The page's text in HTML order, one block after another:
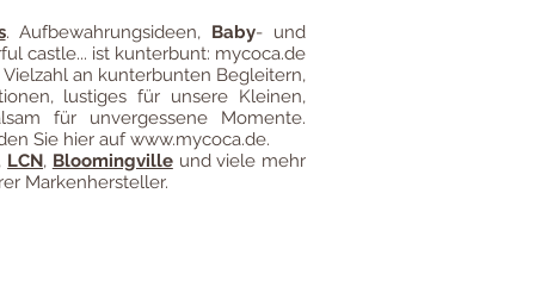
.Aufbewahrungsideen, Baby- und
castle... ist kunterbunt: mycoca.de
an kunterbunten Begleitern,
lustiges für unsere Kleinen,
für unvergessene Momente.
Sie hier aufwww.mycoca.de.
, LCN, Bloomingville und viele mehr
Markenhersteller.